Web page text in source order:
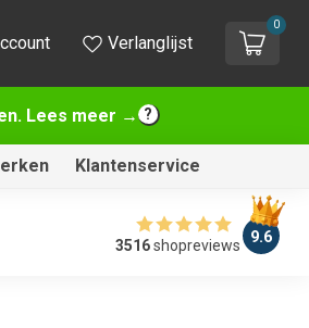
Lees meer →
Verlanglijst
0
Klantenservice
3516shopreviews 9.6